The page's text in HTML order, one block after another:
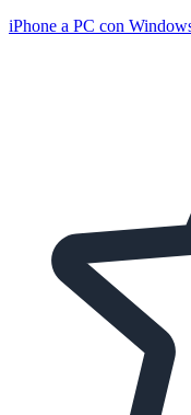
iPhone a PC con